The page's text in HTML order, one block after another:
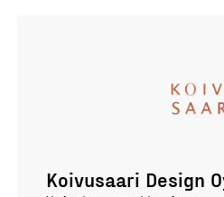
Koivusaari Design